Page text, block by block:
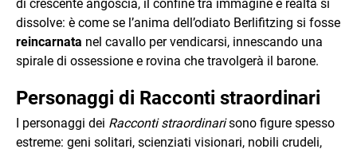
di crescente angoscia, il confine tra immagine e realtà si
dissolve: è come se l’anima dell’odiato Berlifitzing si fosse
reincarnata nel cavallo per vendicarsi, innescando una
spirale di ossessione e rovina che travolgerà il barone.
Personaggi di Racconti straordinari
I personaggi dei Racconti straordinarisono figure spesso
estreme: geni solitari, scienziati visionari, nobili crudeli,